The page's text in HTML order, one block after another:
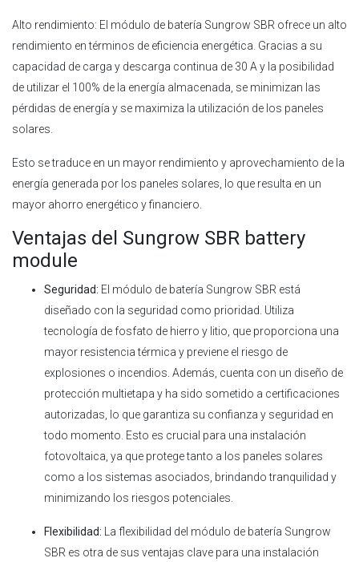
Alto rendimiento: El módulo de batería Sungrow SBR ofrece un alto
rendimiento en términos de eficiencia energética. Gracias a su
capacidad de carga y descarga continua de 30 A y la posibilidad
de utilizar el 100% de la energía almacenada, se minimizan las
pérdidas de energía y se maximiza la utilización de los paneles
solares.
Esto se traduce en un mayor rendimiento y aprovechamiento de la
energía generada por los paneles solares, lo que resulta en un
mayor ahorro energético y financiero.
Ventajas del Sungrow SBR battery
module
Seguridad: El módulo de batería Sungrow SBR está
diseñado con la seguridad como prioridad. Utiliza
tecnología de fosfato de hierro y litio, que proporciona una
mayor resistencia térmica y previene el riesgo de
explosiones o incendios. Además, cuenta con un diseño de
protección multietapa y ha sido sometido a certificaciones
autorizadas, lo que garantiza su confianza y seguridad en
todo momento. Esto es crucial para una instalación
fotovoltaica, ya que protege tanto a los paneles solares
como a los sistemas asociados, brindando tranquilidad y
minimizando los riesgos potenciales.
Flexibilidad: La flexibilidad del módulo de batería Sungrow
SBR es otra de sus ventajas clave para una instalación